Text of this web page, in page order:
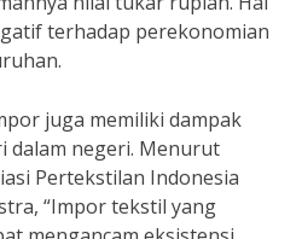
terhadap perekonomian
juga memiliki dampak
dalam negeri. Menurut
Pertekstilan Indonesia
“Impor tekstil yang